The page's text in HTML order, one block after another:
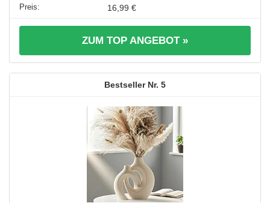
16,99 €
ZUM TOP ANGEBOT »
5